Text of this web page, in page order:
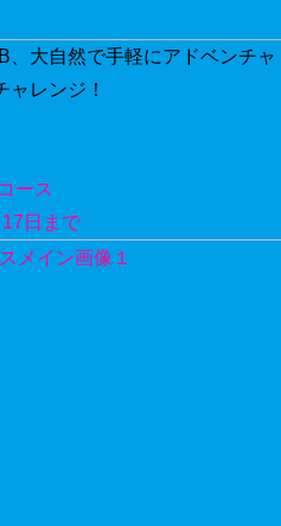
大自然で手軽にアドベンチャ
ャレンジ！
ース
日まで